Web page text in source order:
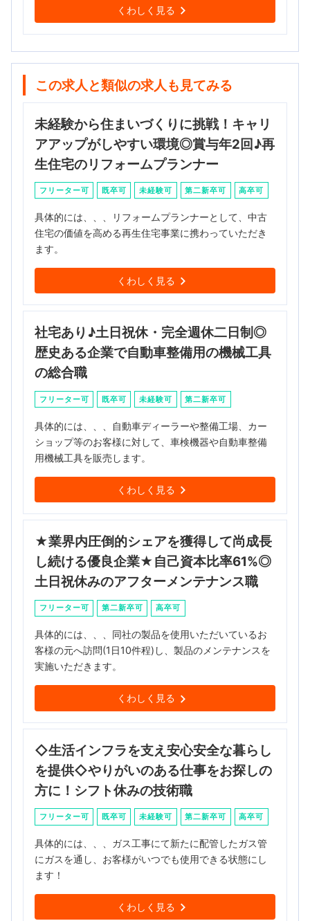
くわしく見る
この求人と類似の求人も見てみる
未経験から住まいづくりに挑戦！キャリ
アアップがしやすい環境◎賞与年2回♪再
生住宅のリフォームプランナー
フリーター可 既卒可 未経験可 第二新卒可 高卒可
具体的には、、、リフォームプランナーとして、中古
住宅の価値を高める再生住宅事業に携わっていただき
ます。
くわしく見る
社宅あり♪土日祝休・完全週休二日制◎
歴史ある企業で自動車整備用の機械工具
の総合職
フリーター可 既卒可 未経験可 第二新卒可
具体的には、、、自動車ディーラーや整備工場、カー
ショップ等のお客様に対して、車検機器や自動車整備
用機械工具を販売します。
くわしく見る
★業界内圧倒的シェアを獲得して尚成長
し続ける優良企業★自己資本比率61%◎
土日祝休みのアフターメンテナンス職
フリーター可 第二新卒可 高卒可
具体的には、、、同社の製品を使用いただいているお
客様の元へ訪問(1日10件程)し、製品のメンテナンスを
実施いただきます。
くわしく見る
◇生活インフラを支え安心安全な暮らし
を提供◇やりがいのある仕事をお探しの
方に！シフト休みの技術職
フリーター可 既卒可 未経験可 第二新卒可 高卒可
具体的には、、、ガス工事にて新たに配管したガス管
にガスを通し、お客様がいつでも使用できる状態にし
ます！
くわしく見る